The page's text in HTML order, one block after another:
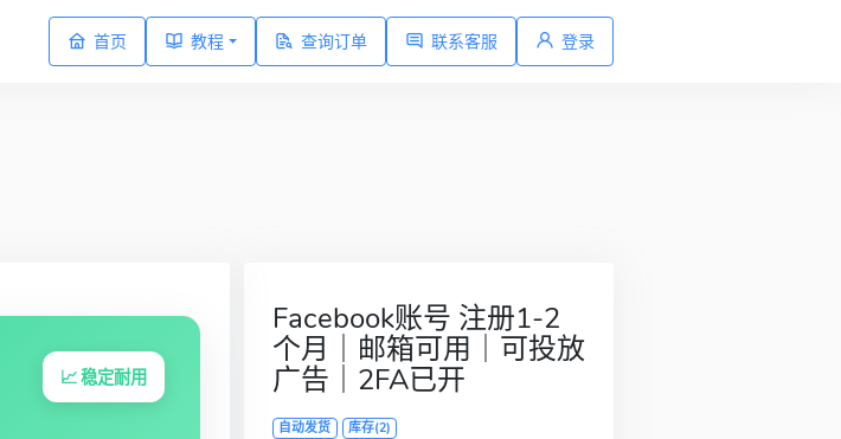
首页 教程 查询订单 联系客服 登录
Facebook账号 注册1-2
个月｜邮箱可用｜可投放
广告｜2FA已开
自动发货 库存(2)
📈 稳定耐用